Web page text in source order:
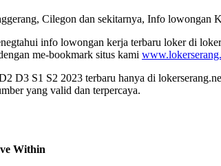
Cilegon dan sekitarnya, Info lowongan
info lowongan kerja terbaru loker di
me-bookmark situs kami
D3 S1 S2 2023 terbaru hanya di
yang valid dan terpercaya.
Within